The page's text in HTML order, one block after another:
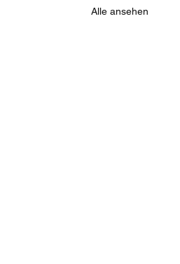
Alle ansehen